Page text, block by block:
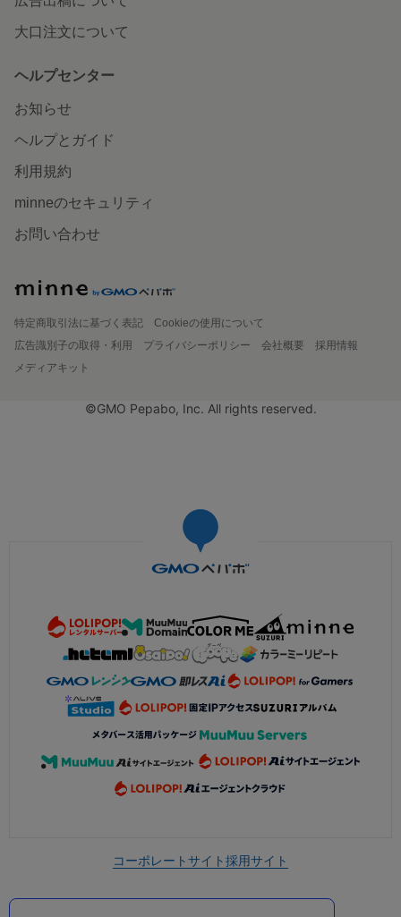
大口注文について
ヘルプセンター
お知らせ
ヘルプとガイド
利用規約
minneのセキュリティ
お問い合わせ
特定商取引法に基づく表記
Cookieの使用について
広告識別子の取得・利用
プライバシーポリシー 会社概要
採用情報
メディアキット
©GMO Pepabo, Inc. All rights reserved.
コーポレートサイト採用サイト